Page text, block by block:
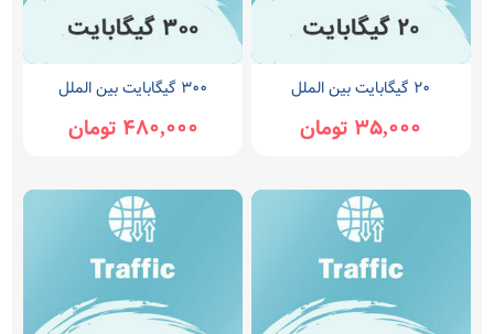
20 گیگابایت بین الملل
35,000 تومان
300 گیگابایت بین الملل
480,000 تومان